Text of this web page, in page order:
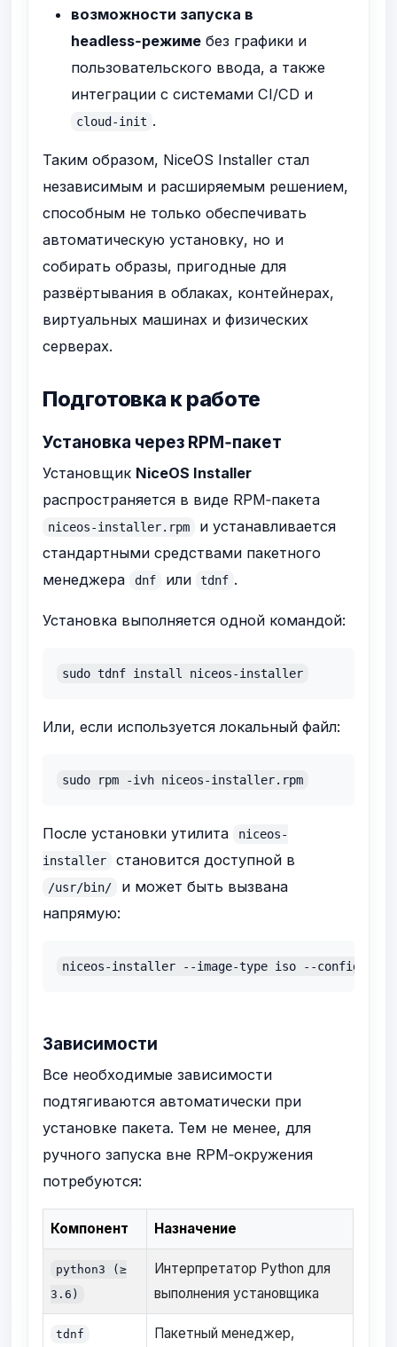
возможности запуска в
headless‑режиме без графики и
пользовательского ввода, а также
интеграции с системами CI/CD и
cloud-init .
Таким образом, NiceOS Installer стал
независимым и расширяемым решением,
способным не только обеспечивать
автоматическую установку, но и
собирать образы, пригодные для
развёртывания в облаках, контейнерах,
виртуальных машинах и физических
серверах.
Подготовка к работе
Установка через RPM‑пакет
Установщик NiceOS Installer
распространяется в виде RPM‑пакета
niceos-installer.rpm
и устанавливается
стандартными средствами пакетного
менеджера
dnf или tdnf .
Установка выполняется одной командой:
sudo tdnf install niceos-installer
Или, если используется локальный файл:
sudo rpm -ivh niceos-installer.rpm
После установки утилита
niceos-
installer
становится доступной в
/usr/bin/
и может быть вызвана
напрямую:
niceos-installer --image-type iso --config /
Зависимости
Все необходимые зависимости
подтягиваются автоматически при
установке пакета. Тем не менее, для
ручного запуска вне RPM‑окружения
потребуются:
Компонент Назначение
python3 (≥
3.6)
Интерпретатор Python для
выполнения установщика
tdnf Пакетный менеджер,